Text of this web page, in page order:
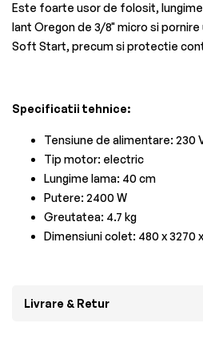
Este foarte usor de folosit,
lant Oregon de 3/8" micro si
Soft Start, precum si protectie
Specificatii tehnice:
Tensiune de alimentare: 230
Tip motor: electric
Lungime lama: 40 cm
Putere: 2400 W
Greutatea: 4.7 kg
Dimensiuni colet: 480 x 3270
Livrare & Retur